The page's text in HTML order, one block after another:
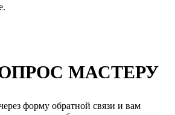
МАСТЕРУ
форму обратной связи и вам